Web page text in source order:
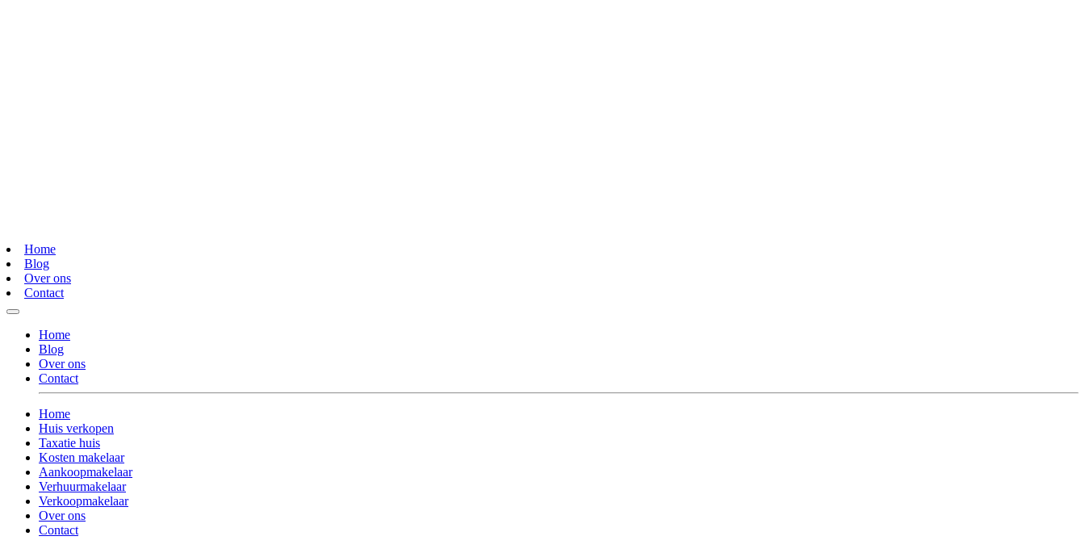
Home
Blog
Over ons
Contact
Home
Blog
Over ons
Contact
Home
Huis verkopen
Taxatie huis
Kosten makelaar
Aankoopmakelaar
Verhuurmakelaar
Verkoopmakelaar
Over ons
Contact